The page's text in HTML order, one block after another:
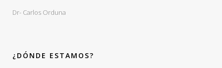
Dr- Carlos Orduna
¿DÓNDE ESTAMOS?